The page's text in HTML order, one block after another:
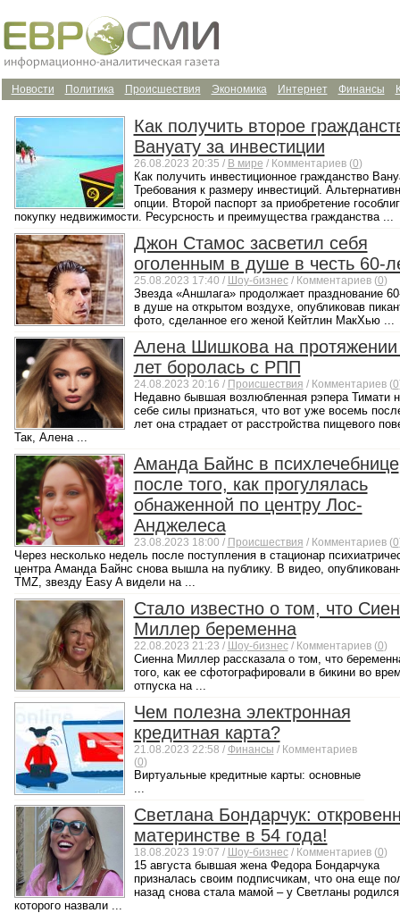
Финансы
Интернет
Экономика
Происшествия
Политика
Новости
Как получить второе
Вануату за инвестиции
26.08.2023 20:35 / В мире / Комментариев (0)
Как получить инвестиционное гражданство
Требования к размеру инвестиций.
опции. Второй паспорт за приобретение
покупку недвижимости. Ресурсность и преимущества гражданства ...
Джон Стамос засветил себя
оголенным в душе в честь 60-
25.08.2023 17:40 / Шоу-бизнес/ Комментариев (0)
Звезда «Аншлага» продолжает празднование
в душе на открытом воздухе, опубликовав
фото, сделанное его женой Кейтлин МакХью ...
Алена Шишкова на
лет боролась с РПП
24.08.2023 20:16 / Происшествия / Комментариев (0
Недавно бывшая возлюбленная рэпера Тимати
себе силы признаться, что вот уже восемь
лет она страдает от расстройства пищевого
Так, Алена ...
Аманда Байнс в психлечебнице
после того, как прогулялась
обнаженной по центру Лос-
Анджелеса
23.08.2023 18:00 / Происшествия / Комментариев (0
Через несколько недель после поступления в стационар
центра Аманда Байнс снова вышла на публику. В видео,
TMZ, звезду Easy A видели на ...
Стало известно о том, что
Миллер беременна
22.08.2023 21:23 / Шоу-бизнес/ Комментариев (0)
Сиенна Миллер рассказала о том, что
того, как ее сфотографировали в бикини во
отпуска на ...
Чем полезна электронная
кредитная карта?
21.08.2023 22:58 / Финансы / Комментариев
(0)
Виртуальные кредитные карты: основные
...
Светлана Бондарчук:
материнстве в 54 года!
18.08.2023 19:07 / Шоу-бизнес/ Комментариев (0)
15 августа бывшая жена Федора Бондарчука
призналась своим подписчикам, что она еще
назад снова стала мамой – у Светланы
которого назвали ...